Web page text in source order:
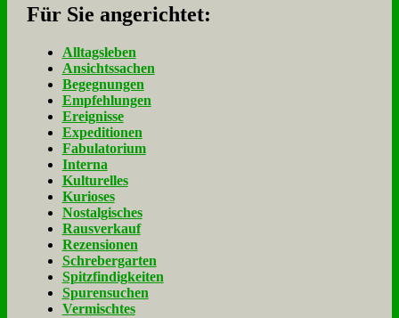
Für Sie an­ge­rich­tet:
Alltagsleben
Ansichtssachen
Begegnungen
Empfehlungen
Ereignisse
Expeditionen
Fabulatorium
Interna
Kulturelles
Kurioses
Nostalgisches
Rausverkauf
Rezensionen
Schrebergarten
Spitzfindigkeiten
Spurensuchen
Vermischtes